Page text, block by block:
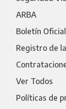
ARBA
Boletín Oficial
Registro de
Ver Todos
Políticas de